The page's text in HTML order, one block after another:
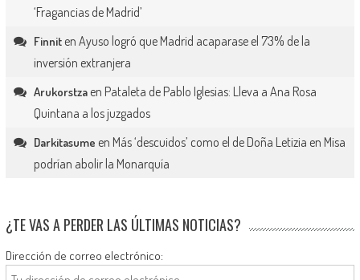
‘Fragancias de Madrid’
Finniten Ayuso logró que Madrid acaparase el 73% de la
inversión extranjera
Arukorstzaen Pataleta de Pablo Iglesias: Lleva a Ana Rosa
Quintana a los juzgados
Darkitasume en Más ‘descuidos’ como el de Doña Letizia en Misa
podrían abolir la Monarquía
¿TE VAS A PERDER LAS ÚLTIMAS NOTICIAS?
Dirección de correo electrónico: